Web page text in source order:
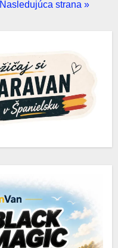
Nasledujúca strana »